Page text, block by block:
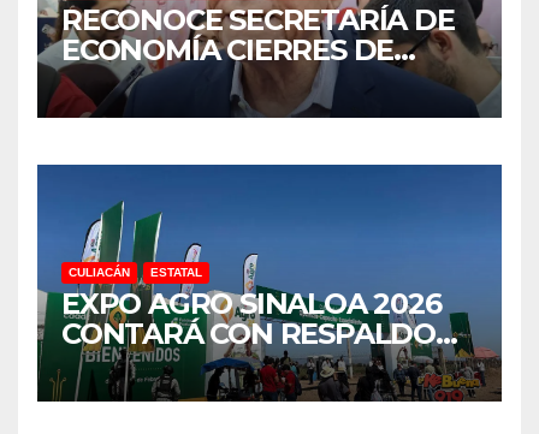
RECONOCE SECRETARÍA DE
ECONOMÍA CIERRES DE
NEGOCIOS EN SINALOA,
PERO SIN UNA CIFRA OFICIAL
CULIACÁN ESTATAL
EXPO AGRO SINALOA 2026
CONTARÁ CON RESPALDO
FINANCIERO Y SEGURIDAD
REFORZADA